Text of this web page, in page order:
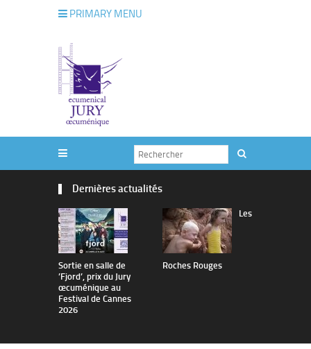
PRIMARY MENU
Dernières actualités
Sortie en salle de
’Fjord’, prix du Jury
œcuménique au
Festival de Cannes
2026
Les
Roches Rouges